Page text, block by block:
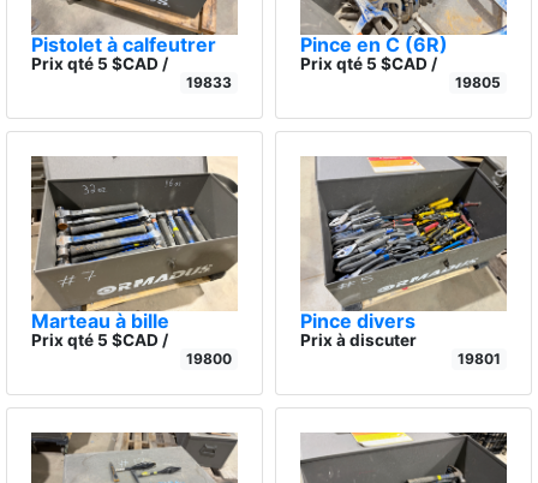
Pistolet à calfeutrer
Prix qté 5 $CAD /
19833
Pince en C (6R)
Prix qté 5 $CAD /
19805
Marteau à bille
Prix qté 5 $CAD /
19800
Pince divers
Prix à discuter
19801